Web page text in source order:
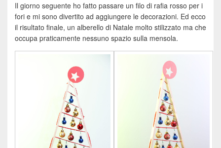
Il giorno seguente ho fatto passare un filo di rafia rosso per i
fori e mi sono divertito ad aggiungere le decorazioni. Ed ecco
il risultato finale, un alberello di Natale molto stilizzato ma che
occupa praticamente nessuno spazio sulla mensola.